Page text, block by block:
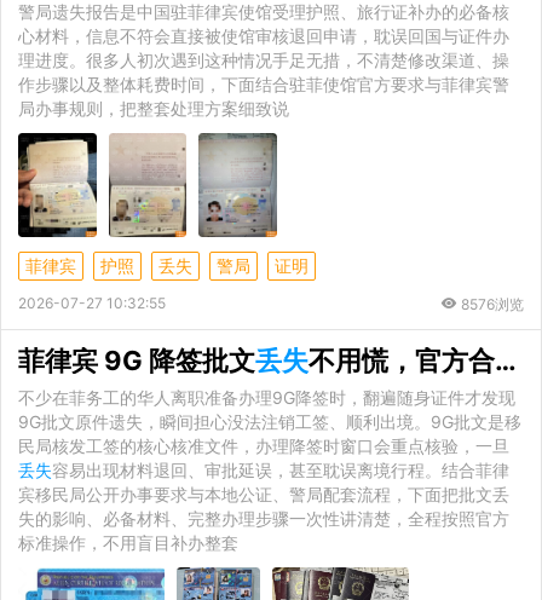
警局遗失报告是中国驻菲律宾使馆受理护照、旅行证补办的必备核
心材料，信息不符会直接被使馆审核退回申请，耽误回国与证件办
理进度。很多人初次遇到这种情况手足无措，不清楚修改渠道、操
作步骤以及整体耗费时间，下面结合驻菲使馆官方要求与菲律宾警
局办事规则，把整套处理方案细致说
菲律宾 护照 丢失 警局 证明
2026-07-27 10:32:55 8576浏览
菲律宾 9G 降签批文丢失不用慌，官方合规处理办法全解析
不少在菲务工的华人离职准备办理9G降签时，翻遍随身证件才发现
9G批文原件遗失，瞬间担心没法注销工签、顺利出境。9G批文是移
民局核发工签的核心核准文件，办理降签时窗口会重点核验，一旦
丢失容易出现材料退回、审批延误，甚至耽误离境行程。结合菲律
宾移民局公开办事要求与本地公证、警局配套流程，下面把批文丢
失的影响、必备材料、完整办理步骤一次性讲清楚，全程按照官方
标准操作，不用盲目补办整套